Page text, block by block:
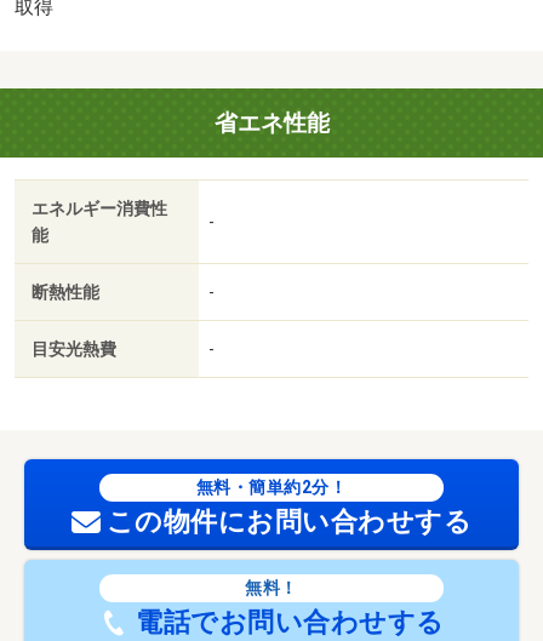
引渡し時期相談内容：完成後引き渡し
【駐車場備考】カースペース 【設備・特記事項備考】
排水（その他）・専用バス・専用トイレ・耐震構造・全居
室収納
建築確認：有/NO.第ＨＰＡ－２６－０６６８３－１号
述べ床面積：95.58m
取得
省エネ性能
エネルギー消費性
能
-
断熱性能 -
目安光熱費 -
無料・簡単約2分！
この物件にお問い合わせする
無料！
電話でお問い合わせする